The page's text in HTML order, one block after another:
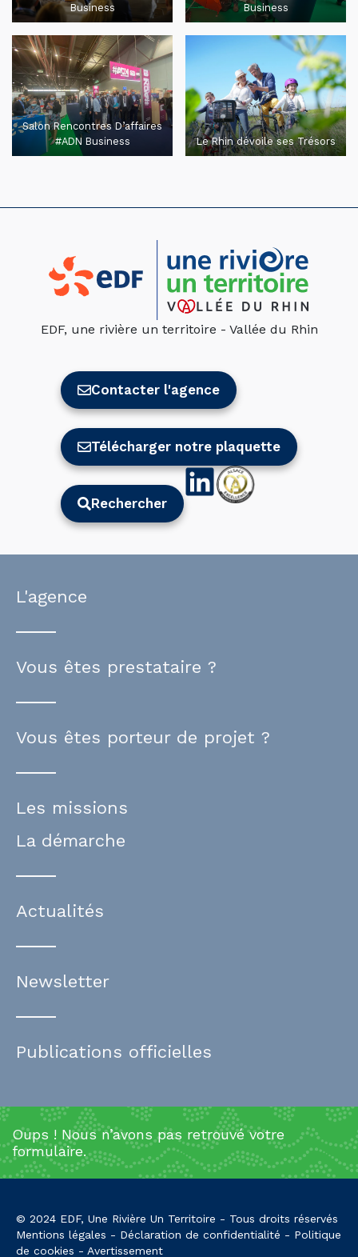
Business
Business
Salon Rencontres D’affaires
#ADN Business
Le Rhin dévoile ses Trésors
EDF, une rivière un territoire - Vallée du Rhin
Contacter l'agence
Télécharger notre plaquette
Rechercher
L'agence
Vous êtes prestataire ?
Vous êtes porteur de projet ?
Les missions
La démarche
Actualités
Newsletter
Publications officielles
Oups ! Nous n’avons pas retrouvé votre
formulaire.
© 2024 EDF, Une Rivière Un Territoire - Tous droits réservés
Mentions légales - Déclaration de confidentialité - Politique
de cookies - Avertissement